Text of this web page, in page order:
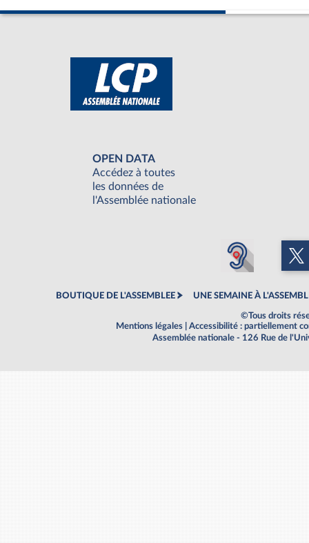
OPEN DATA
Accédez à toutes
les données de
l'Assemblée nationale
BOUTIQUE DE L'ASSEMBLEE UNE SEMAINE À
©Tous droits
Mentions légales
Accessibilité : partiellement
Assemblée nationale - 126 Rue de